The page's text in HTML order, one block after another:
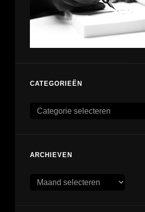
CATEGORIEËN
Categorieën
ARCHIEVEN
Archieven